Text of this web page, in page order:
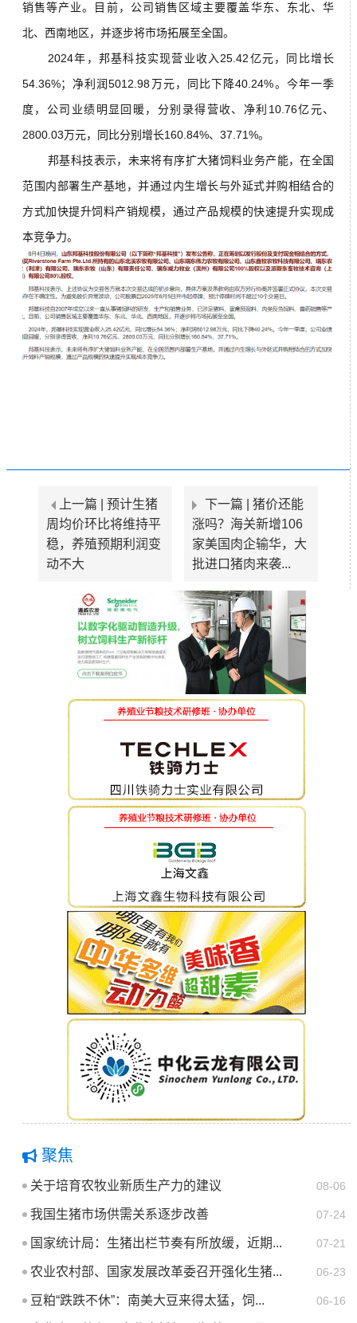
销售等产业。目前，公司销售区域主要覆盖华东、东北、华
北、西南地区，并逐步将市场拓展至全国。
2024年，邦基科技实现营业收入25.42亿元，同比增长
54.36%；净利润5012.98万元，同比下降40.24%。今年一季
度，公司业绩明显回暖，分别录得营收、净利10.76亿元、
2800.03万元，同比分别增长160.84%、37.71%。
邦基科技表示，未来将有序扩大猪饲料业务产能，在全国
范围内部署生产基地，并通过内生增长与外延式并购相结合的
方式加快提升饲料产销规模，通过产品规模的快速提升实现成
本竞争力。
上一篇 | 预计生猪
周均价环比将维持平
稳，养殖预期利润变
动不大
下一篇 | 猪价还能
涨吗？海关新增106
家美国肉企输华，大
批进口猪肉来袭...
聚焦
08-06
关于培育农牧业新质生产力的建议
07-24
我国生猪市场供需关系逐步改善
07-21
国家统计局：生猪出栏节奏有所放缓，近期...
06-23
农业农村部、国家发展改革委召开强化生猪...
06-16
豆粕“跌跌不休”：南美大豆来得太猛，饲...